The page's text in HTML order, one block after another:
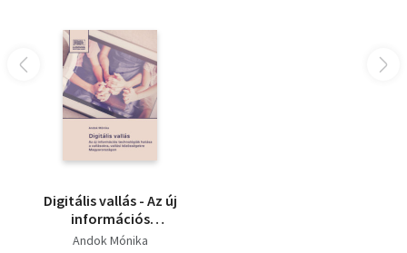
Digitális vallás - Az új
információs
technológiák hatása a
Andok Mónika